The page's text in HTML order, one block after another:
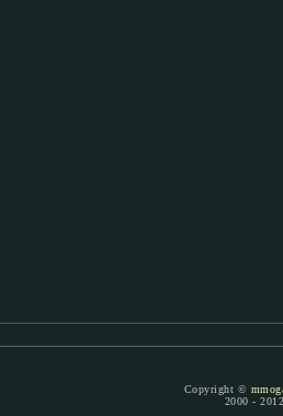
Copyright ©
2000 - 2012